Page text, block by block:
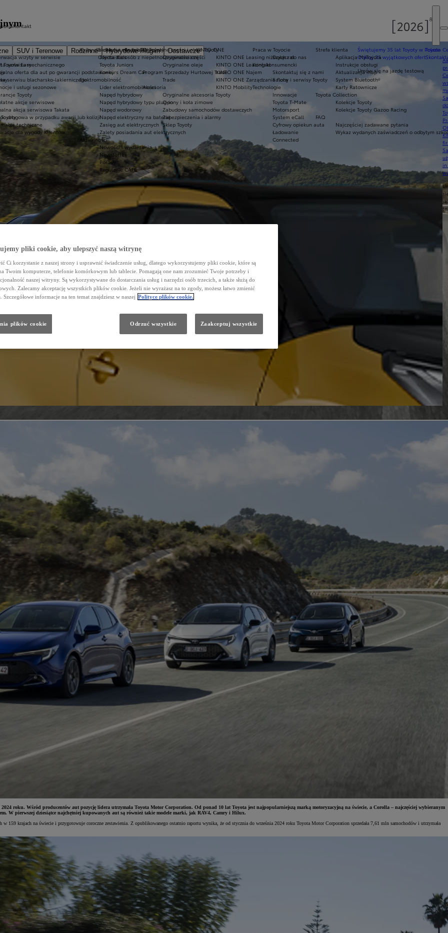
SUV i Terenowe Rodzinne Hybrydowe Plug-in
Dostawcze
Ekobonus dla hybryd Toyoty
Oferta dla osób z niepełnosprawnościami
Świętujemy 35 lat Toyoty w Polsce
Odkryj 35 wyjątkowych ofert
Umów się na jazdę testową
Kluby dla dzieci i młodzieży
Toyota Kids
Toyota Juniors
Konkurs Dream Car
Elektromobilność
Lider elektromobilności
Napęd hybrydowy
Napęd hybrydowy typu plug-in
Napęd wodorowy
Napęd elektryczny na baterię
Zasięg aut elektrycznych
Zalety posiadania aut elektrycznych
Aktualności
Nowości i wydarzenia
Newsletter
Porady
Regulacje CAFE
Praca w Toyocie
Dołącz do nas
Kontakt
Skontaktuj się z nami
Salony i serwisy Toyoty
Technologie
Innowacje
Toyota T-Mate
Motorsport
System eCall
Cyfrowy opiekun auta
Ładowanie
Connected
Toyota
Toyota Easy
KINTO ONE
KINTO ONE Leasing niższych rat
KINTO ONE Leasing konsumencki
KINTO ONE Najem
KINTO ONE Zarządzanie flotą
KINTO Mobility
wizyty w serwisie
serwisu mechanicznego
oferta dla aut po gwarancji podstawowej
serwisu blacharsko-lakierniczego
i usługi sezonowe
Toyoty
akcje serwisowe
akcja serwisowa Takata
drogowa w przypadku awarii lub kolizji
techniczne
dla wygody Klientów
Oryginalne części i oleje Toyoty
Oryginalne części
Oryginalne oleje
Program Sprzedaży Hurtowej Trade
Trade
Akcesoria
Oryginalne akcesoria Toyoty
Opony i koła zimowe
Zabudowy samochodów dostawczych
Zabezpieczenia i alarmy
Sklep Toyoty
Strefa klienta
Aplikacja MyToyota
Instrukcje obsługi
Aktualizacja map
System Bluetooth®
Karty Ratownicze
Toyota Collection
Kolekcje Toyoty
Kolekcje Toyoty Gazoo Racing
FAQ
Najczęściej zadawane pytania
Wykaz wydanych zaświadczeń o odbytym
Kontakt
roku. Wśród producentów aut pozycję lidera utrzymała Toyota Motor Corporation. Od ponad 10 lat Toyota jest najpopularniejszą marką motoryzacyjną na świecie, a Corolla – najczęściej wybieranym
W pierwszej dziesiątce najchętniej kupowanych aut są również takie modele marki, jak RAV4, Camry i Hilux.
159 krajach na świecie i przygotowuje coroczne zestawienia. Z opublikowanego ostatnio raportu wynika, że od stycznia do września 2024 roku Toyota Motor Corporation sprzedała 7,61 mln samochodów i utrzymała
pliki cookie, aby ulepszyć naszą witrynę
Ci korzystanie z naszej strony i usprawnić świadczenie usług, dlatego wykorzystujemy pliki cookie, które są
Twoim komputerze, telefonie komórkowym lub tablecie. Pomagają one nam zrozumieć Twoje potrzeby i
naszej witryny. Są wykorzystywane do dostarczania usług i narzędzi osób trzecich, a także służą do
Zalecamy akceptację wszystkich plików cookie. Jeżeli nie wyrażasz na to zgody, możesz łatwo zmienić
Szczegółowe informacje na ten temat znajdziesz w naszej Polityce plików cookie.
Odrzuć wszystkie Zaakceptuj wszystkie
plików cookie